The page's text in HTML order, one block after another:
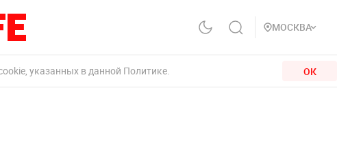
МОСКВА
указанных в данной Политике. ОК